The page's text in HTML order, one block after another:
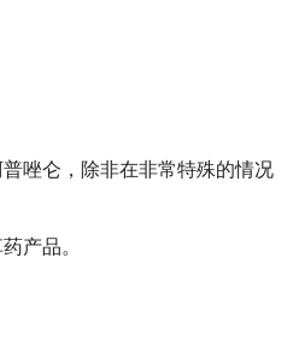
唑仑，除非在非常特殊的情况
产品。